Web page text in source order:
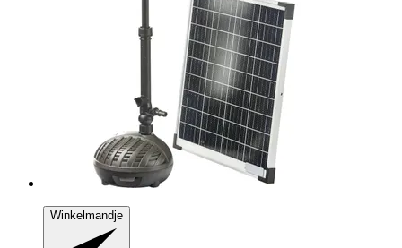
Winkelmandje